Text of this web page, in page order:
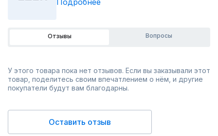
Подробнее
Отзывы Вопросы
У этого товара пока нет отзывов. Если вы заказывали этот
товар, поделитесь своим впечатлением о нём, и другие
покупатели будут вам благодарны.
Оставить отзыв